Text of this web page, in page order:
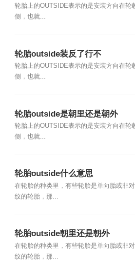
轮胎上的OUTSIDE表示的是安装方向在轮
侧，也就...
轮胎outside装反了行不
轮胎上的OUTSIDE表示的是安装方向在轮
侧，也就...
轮胎outside是朝里还是朝外
轮胎上的OUTSIDE表示的是安装方向在轮
侧，也就...
轮胎outside什么意思
在轮胎的种类里，有些轮胎是单向胎或非
纹的轮胎，那...
轮胎outside朝里还是朝外
在轮胎的种类里，有些轮胎是单向胎或非
纹的轮胎，那...